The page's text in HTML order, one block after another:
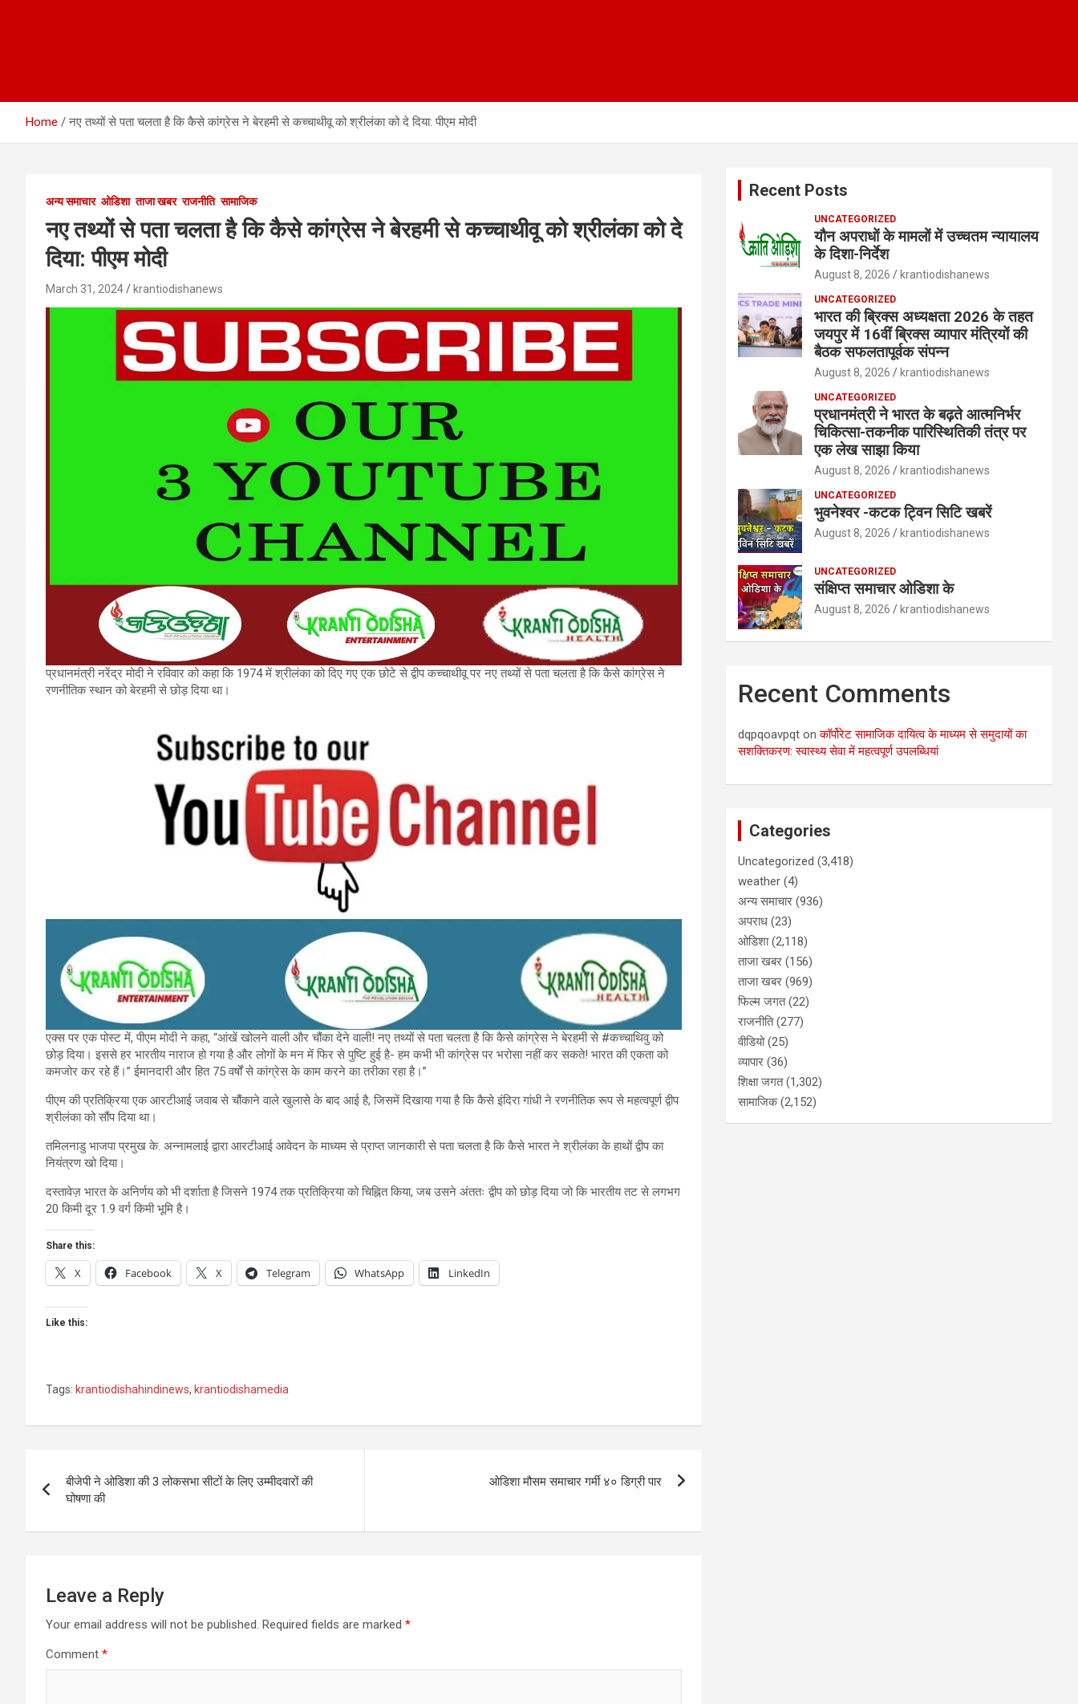
Home नए तथ्यों से पता चलता है कि कैसे कांग्रेस ने बेरहमी से कच्चाथीवू को श्रीलंका को दे दिया: पीएम मोदी
अन्य समाचार ओडिशा ताजा खबर राजनीति सामाजिक
नए तथ्यों से पता चलता है कि कैसे कांग्रेस ने बेरहमी से कच्चाथीवू को श्रीलंका को दे
दिया: पीएम मोदी
March 31, 2024 krantiodishanews
प्रधानमंत्री नरेंद्र मोदी ने रविवार को कहा कि 1974 में श्रीलंका को दिए गए एक छोटे से द्वीप कच्चाथीवू पर नए तथ्यों से पता चलता है कि कैसे कांग्रेस ने
रणनीतिक स्थान को बेरहमी से छोड़ दिया था।
एक्स पर एक पोस्ट में, पीएम मोदी ने कहा, “आंखें खोलने वाली और चौंका देने वाली! नए तथ्यों से पता चलता है कि कैसे कांग्रेस ने बेरहमी से #कच्चाथिवु को
छोड़ दिया। इससे हर भारतीय नाराज हो गया है और लोगों के मन में फिर से पुष्टि हुई है- हम कभी भी कांग्रेस पर भरोसा नहीं कर सकते! भारत की एकता को
कमजोर कर रहे हैं।” ईमानदारी और हित 75 वर्षों से कांग्रेस के काम करने का तरीका रहा है।”
पीएम की प्रतिक्रिया एक आरटीआई जवाब से चौंकाने वाले खुलासे के बाद आई है, जिसमें दिखाया गया है कि कैसे इंदिरा गांधी ने रणनीतिक रूप से महत्वपूर्ण द्वीप
श्रीलंका को सौंप दिया था।
तमिलनाडु भाजपा प्रमुख के. अन्नामलाई द्वारा आरटीआई आवेदन के माध्यम से प्राप्त जानकारी से पता चलता है कि कैसे भारत ने श्रीलंका के हाथों द्वीप का
नियंत्रण खो दिया।
दस्तावेज़ भारत के अनिर्णय को भी दर्शाता है जिसने 1974 तक प्रतिक्रिया को चिह्नित किया, जब उसने अंततः द्वीप को छोड़ दिया जो कि भारतीय तट से लगभग
20 किमी दूर 1.9 वर्ग किमी भूमि है।
Share this:
X Facebook X Telegram WhatsApp LinkedIn
Like this:
Tags: krantiodishahindinews, krantiodishamedia
navigation
बीजेपी ने ओडिशा की 3 लोकसभा सीटों के लिए उम्मीदवारों की
घोषणा की
ओडिशा मौसम समाचार गर्मी ४० डिग्री पार
Leave a Reply
Your email address will not be published. Required fields are marked *
Comment *
Recent Posts
UNCATEGORIZED
यौन अपराधों के मामलों में उच्चतम न्यायालय
के दिशा-निर्देश
August 8, 2026 krantiodishanews
UNCATEGORIZED
भारत की ब्रिक्‍स अध्यक्षता 2026 के तहत
जयपुर में 16वीं ब्रिक्‍स व्यापार मंत्रियों की
बैठक सफलतापूर्वक संपन्न
August 8, 2026 krantiodishanews
UNCATEGORIZED
प्रधानमंत्री ने भारत के बढ़ते आत्मनिर्भर
चिकित्सा-तकनीक पारिस्थितिकी तंत्र पर
एक लेख साझा किया
August 8, 2026 krantiodishanews
UNCATEGORIZED
भुवनेश्वर -कटक ट्विन सिटि खबरें
August 8, 2026 krantiodishanews
UNCATEGORIZED
संक्षिप्त समाचार ओडिशा के
August 8, 2026 krantiodishanews
Recent Comments
dqpqoavpqt onकॉर्पोरेट सामाजिक दायित्व के माध्यम से समुदायों का
सशक्तिकरण: स्वास्थ्य सेवा में महत्वपूर्ण उपलब्धियां
Categories
Uncategorized (3,418)
weather (4)
अन्य समाचार (936)
अपराध (23)
ओडिशा(2,118)
ताजा खबर (156)
ताजा खबर (969)
फिल्म जगत(22)
राजनीति(277)
वीडियो(25)
व्यापार (36)
शिक्षा जगत(1,302)
सामाजिक(2,152)